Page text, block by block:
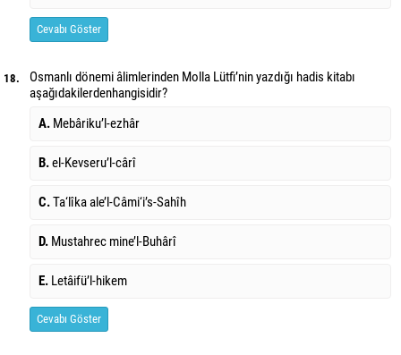
Cevabı Göster
18.
Osmanlı dönemi âlimlerinden Molla Lütfi’nin yazdığı hadis kitabı
aşağıdakilerdenhangisidir?
A. Mebâriku’l-ezhâr
B.el-Kevseru’l-cârî
C.Ta‘lîka ale’l-Câmi‘i’s-Sahîh
D. Mustahrec mine’l-Buhârî
E. Letâifü’l-hikem
Cevabı Göster